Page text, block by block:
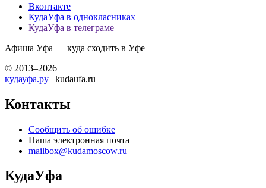
Вконтакте
КудаУфа в однокласниках
КудаУфа в телеграме
Афиша Уфа — куда сходить в Уфе
© 2013–2026
кудауфа.ру | kudaufa.ru
Контакты
Сообщить об ошибке
Наша электронная почта
mailbox@kudamoscow.ru
КудаУфа